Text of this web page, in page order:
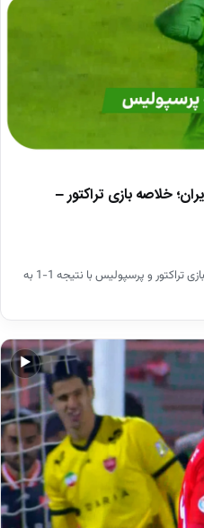
خلاصه بازی تراکتور –
در مرحله یک شانزدهم نهایی جام حذفی، بازی تراکتور و پرسپولیس با نتیجه 1-1 به
▶